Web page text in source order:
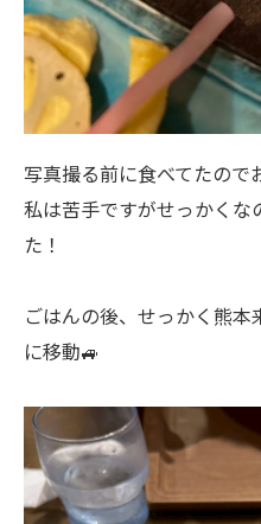
写真撮る前に食べてたので
私は苦手ですがせっかくな
た！
ごはんの後、せっかく熊
に移動🚙